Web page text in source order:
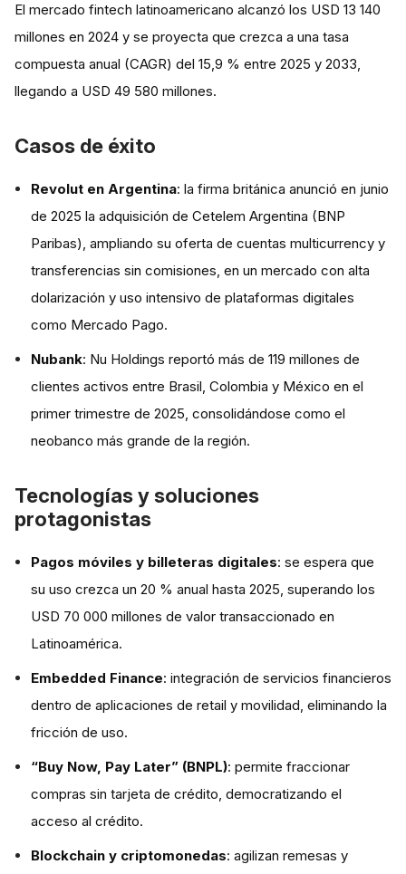
El mercado fintech latinoamericano alcanzó los USD 13 140
millones en 2024 y se proyecta que crezca a una tasa
compuesta anual (CAGR) del 15,9 % entre 2025 y 2033,
llegando a USD 49 580 millones.
Casos de éxito
Revolut en Argentina: la firma británica anunció en junio
de 2025 la adquisición de Cetelem Argentina (BNP
Paribas), ampliando su oferta de cuentas multicurrency y
transferencias sin comisiones, en un mercado con alta
dolarización y uso intensivo de plataformas digitales
como Mercado Pago.
Nubank: Nu Holdings reportó más de 119 millones de
clientes activos entre Brasil, Colombia y México en el
primer trimestre de 2025, consolidándose como el
neobanco más grande de la región.
Tecnologías y soluciones
protagonistas
Pagos móviles y billeteras digitales: se espera que
su uso crezca un 20 % anual hasta 2025, superando los
USD 70 000 millones de valor transaccionado en
Latinoamérica.
Embedded Finance: integración de servicios financieros
dentro de aplicaciones de retail y movilidad, eliminando la
fricción de uso.
“Buy Now, Pay Later” (BNPL): permite fraccionar
compras sin tarjeta de crédito, democratizando el
acceso al crédito.
Blockchain y criptomonedas: agilizan remesas y